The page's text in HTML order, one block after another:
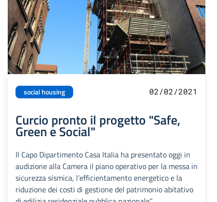
social housing 02/02/2021
Curcio pronto il progetto "Safe,
Green e Social"
Il Capo Dipartimento Casa Italia ha presentato oggi in
audizione alla Camera il piano operativo per la messa in
sicurezza sismica, l’efficientamento energetico e la
riduzione dei costi di gestione del patrimonio abitativo